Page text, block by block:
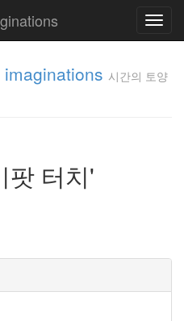
시간의 토양
팟 터치'